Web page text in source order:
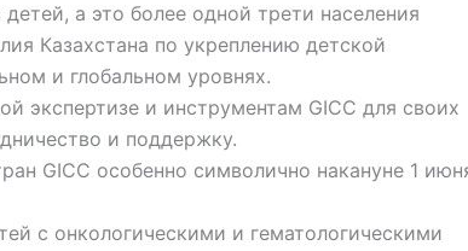
а это более одной трети населения
Казахстана по укреплению детской
и глобальном уровнях.
экспертизе и инструментам GICC для своих
и поддержку.
GICC особенно символично накануне 1
с онкологическими и гематологическими